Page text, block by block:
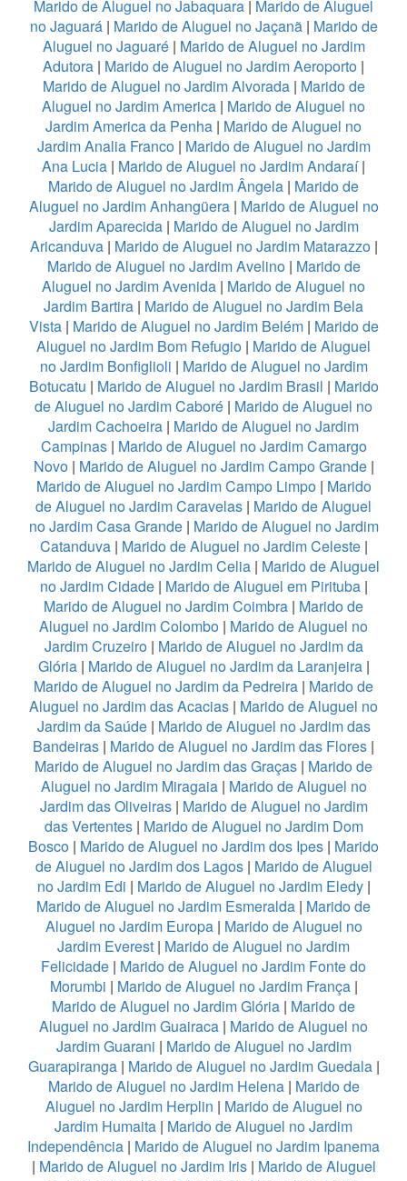
Marido de Aluguel no Jabaquara | Marido de Aluguel
no Jaguará| Marido de Aluguel no Jaçanã| Marido de
Aluguel no Jaguaré| Marido de Aluguel no Jardim
Adutora | Marido de Aluguel no Jardim Aeroporto |
Marido de Aluguel no Jardim Alvorada| Marido de
Aluguel no Jardim America | Marido de Aluguel no
Jardim America da Penha | Marido de Aluguel no
Jardim Analia Franco| Marido de Aluguel no Jardim
Ana Lucia | Marido de Aluguel no Jardim Andaraí|
Marido de Aluguel no Jardim Ângela | Marido de
Aluguel no Jardim Anhangüera| Marido de Aluguel no
Jardim Aparecida| Marido de Aluguel no Jardim
Aricanduva| Marido de Aluguel no Jardim Matarazzo|
Marido de Aluguel no Jardim Avelino| Marido de
Aluguel no Jardim Avenida | Marido de Aluguel no
Jardim Bartira | Marido de Aluguel no Jardim Bela
Vista| Marido de Aluguel no Jardim Belém| Marido de
Aluguel no Jardim Bom Refugio | Marido de Aluguel
no Jardim Bonfiglioli | Marido de Aluguel no Jardim
Botucatu | Marido de Aluguel no Jardim Brasil | Marido
de Aluguel no Jardim Caboré | Marido de Aluguel no
Jardim Cachoeira | Marido de Aluguel no Jardim
Campinas| Marido de Aluguel no Jardim Camargo
Novo| Marido de Aluguel no Jardim Campo Grande|
Marido de Aluguel no Jardim Campo Limpo| Marido
de Aluguel no Jardim Caravelas | Marido de Aluguel
no Jardim Casa Grande| Marido de Aluguel no Jardim
Catanduva| Marido de Aluguel no Jardim Celeste|
Marido de Aluguel no Jardim Celia | Marido de Aluguel
no Jardim Cidade| Marido de Aluguel em Pirituba|
Marido de Aluguel no Jardim Coimbra | Marido de
Aluguel no Jardim Colombo | Marido de Aluguel no
Jardim Cruzeiro| Marido de Aluguel no Jardim da
Glória| Marido de Aluguel no Jardim da Laranjeira|
Marido de Aluguel no Jardim da Pedreira | Marido de
Aluguel no Jardim das Acacias | Marido de Aluguel no
Jardim da Saúde| Marido de Aluguel no Jardim das
Bandeiras | Marido de Aluguel no Jardim das Flores |
Marido de Aluguel no Jardim das Graças | Marido de
Aluguel no Jardim Miragaia| Marido de Aluguel no
Jardim das Oliveiras| Marido de Aluguel no Jardim
das Vertentes| Marido de Aluguel no Jardim Dom
Bosco | Marido de Aluguel no Jardim dos Ipes | Marido
de Aluguel no Jardim dos Lagos| Marido de Aluguel
no Jardim Edi | Marido de Aluguel no Jardim Eledy|
Marido de Aluguel no Jardim Esmeralda | Marido de
Aluguel no Jardim Europa| Marido de Aluguel no
Jardim Everest | Marido de Aluguel no Jardim
Felicidade | Marido de Aluguel no Jardim Fonte do
Morumbi | Marido de Aluguel no Jardim França|
Marido de Aluguel no Jardim Glória | Marido de
Aluguel no Jardim Guairaca | Marido de Aluguel no
Jardim Guarani | Marido de Aluguel no Jardim
Guarapiranga| Marido de Aluguel no Jardim Guedala|
Marido de Aluguel no Jardim Helena| Marido de
Aluguel no Jardim Herplin | Marido de Aluguel no
Jardim Humaita | Marido de Aluguel no Jardim
Independência | Marido de Aluguel no Jardim Ipanema
| Marido de Aluguel no Jardim Iris| Marido de Aluguel